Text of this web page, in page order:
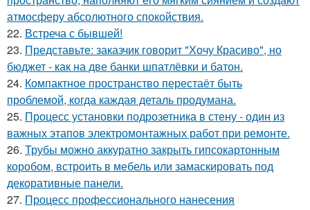
атмосферу абсолютного спокойствия.
22. Встреча с бывшей!
23. Представьте: заказчик говорит "Хочу Красиво", но
бюджет - как на две банки шпатлёвки и батон.
24. Компактное пространство перестаёт быть
проблемой, когда каждая деталь продумана.
25. Процесс установки подрозетника в стену - один из
важных этапов электромонтажных работ при ремонте.
26. Трубы можно аккуратно закрыть гипсокартонным
коробом, встроить в мебель или замаскировать под
декоративные панели.
27. Процесс профессионального нанесения